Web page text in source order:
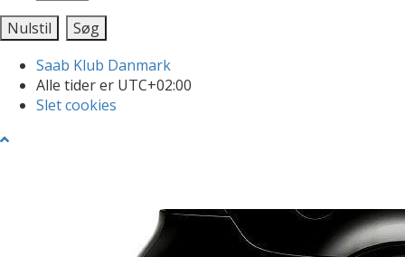
Saab Klub Danmark
Alle tider er UTC+02:00
Slet cookies